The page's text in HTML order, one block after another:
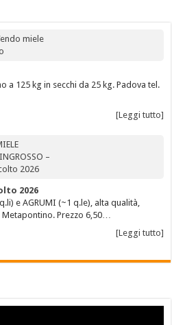
a 125 kg in secchi da 25 kg. Padova tel.
[Leggi tutto]
2026
e AGRUMI (~1 q.le), alta qualità,
Prezzo 6,50…
[Leggi tutto]